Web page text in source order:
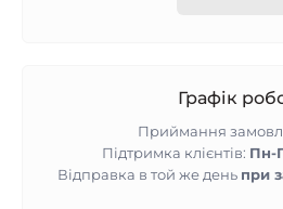
Графік
Приймання
Підтримка клієнтів: Пн-
Відправка в той же день при